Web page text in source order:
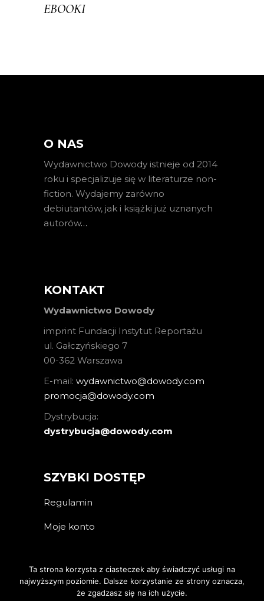
EBOOKI
O NAS
Wydawnictwo Dowody istnieje od 2014
roku i specjalizuje się w literaturze non-
fiction. Wydajemy zarówno
debiutantów, jak i książki już uznanych
autorów…
KONTAKT
Wydawnictwo Dowody
imprint Fundacji Instytut Reportażu
ul. Gałczyńskiego 7
00-362 Warszawa
E-mail: wydawnictwo@dowody.com
promocja@dowody.com
Dystrybucja:
dystrybucja@dowody.com
SZYBKI DOSTĘP
Regulamin
Moje konto
Ta strona korzysta z ciasteczek aby świadczyć usługi na
najwyższym poziomie. Dalsze korzystanie ze strony oznacza,
że zgadzasz się na ich użycie.